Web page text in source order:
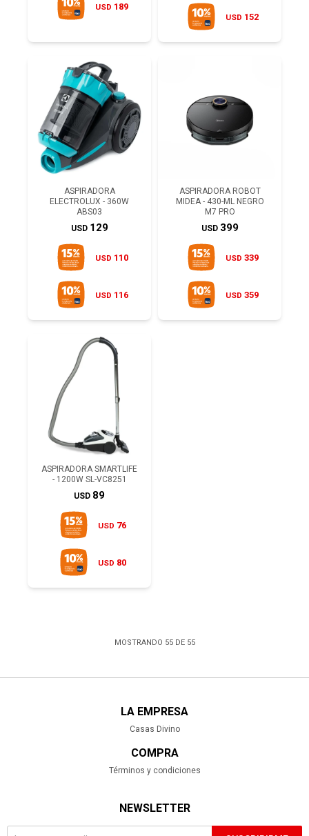
USD 189
USD 152
ASPIRADORA
ELECTROLUX - 360W
ABS03
USD 129
USD 110
USD 116
ASPIRADORA ROBOT
MIDEA - 430-ML NEGRO
M7 PRO
USD 399
USD 339
USD 359
ASPIRADORA SMARTLIFE
- 1200W SL-VC8251
USD 89
USD 76
USD 80
MOSTRANDO 55DE 55
LA EMPRESA
Casas Divino
COMPRA
Términos y condiciones
NEWSLETTER